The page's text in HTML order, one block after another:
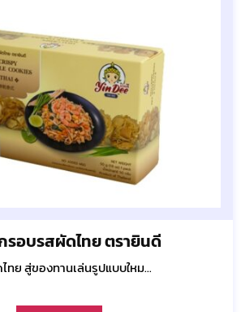
อบรสผัดไทย ตรายินดี
ทย สู่ของทานเล่นรูปแบบใหม...